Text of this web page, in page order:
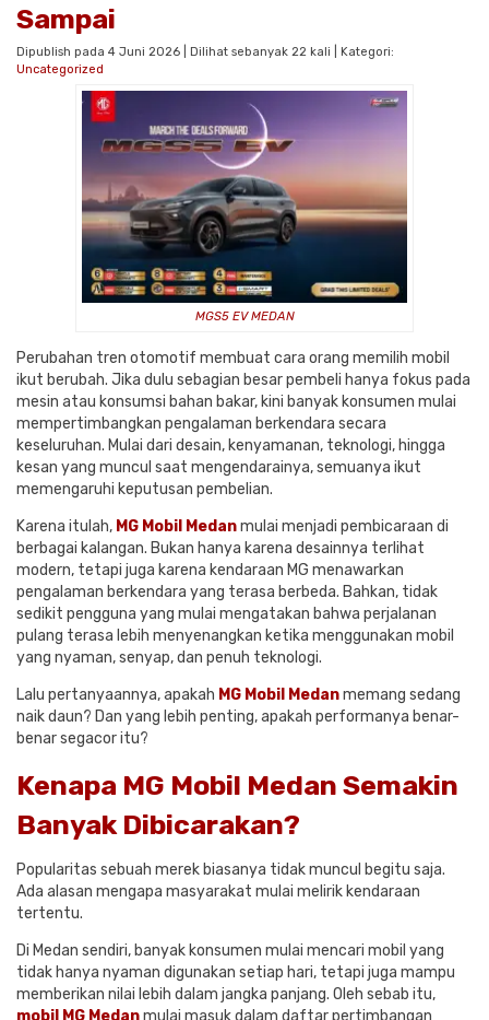
Sampai
Dipublish pada 4 Juni 2026 | Dilihat sebanyak 22 kali | Kategori:
Uncategorized
MGS5 EV MEDAN
Perubahan tren otomotif membuat cara orang memilih mobil
ikut berubah. Jika dulu sebagian besar pembeli hanya fokus pada
mesin atau konsumsi bahan bakar, kini banyak konsumen mulai
mempertimbangkan pengalaman berkendara secara
keseluruhan. Mulai dari desain, kenyamanan, teknologi, hingga
kesan yang muncul saat mengendarainya, semuanya ikut
memengaruhi keputusan pembelian.
Karena itulah, MG Mobil Medanmulai menjadi pembicaraan di
berbagai kalangan. Bukan hanya karena desainnya terlihat
modern, tetapi juga karena kendaraan MG menawarkan
pengalaman berkendara yang terasa berbeda. Bahkan, tidak
sedikit pengguna yang mulai mengatakan bahwa perjalanan
pulang terasa lebih menyenangkan ketika menggunakan mobil
yang nyaman, senyap, dan penuh teknologi.
Lalu pertanyaannya, apakah MG Mobil Medanmemang sedang
naik daun? Dan yang lebih penting, apakah performanya benar-
benar segacor itu?
Kenapa MG Mobil Medan Semakin
Banyak Dibicarakan?
Popularitas sebuah merek biasanya tidak muncul begitu saja.
Ada alasan mengapa masyarakat mulai melirik kendaraan
tertentu.
Di Medan sendiri, banyak konsumen mulai mencari mobil yang
tidak hanya nyaman digunakan setiap hari, tetapi juga mampu
memberikan nilai lebih dalam jangka panjang. Oleh sebab itu,
mobil MG Medanmulai masuk dalam daftar pertimbangan